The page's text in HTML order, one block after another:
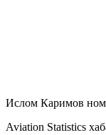
Ислом Каримов
Aviation Statistics